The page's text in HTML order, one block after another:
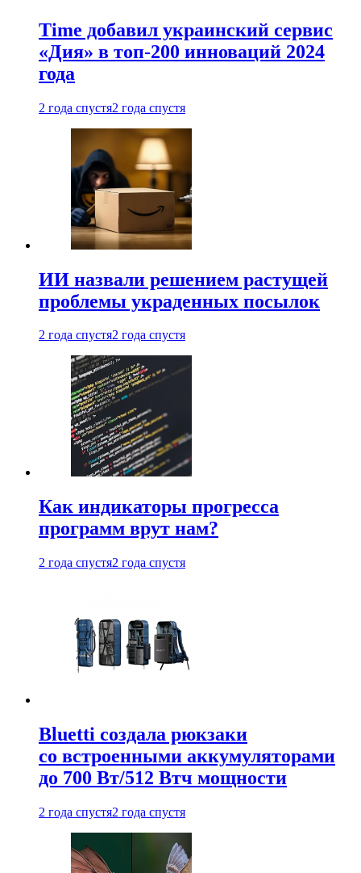
Time добавил украинский сервис
«Дия» в топ-200 инноваций 2024
года
2 года спустя2 года спустя
ИИ назвали решением растущей
проблемы украденных посылок
2 года спустя2 года спустя
Как индикаторы прогресса
программ врут нам?
2 года спустя2 года спустя
Bluetti создала рюкзаки
со встроенными аккумуляторами
до 700 Вт/512 Втч мощности
2 года спустя2 года спустя